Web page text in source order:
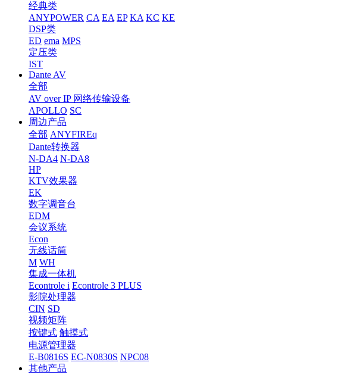
经典类
ANYPOWER CA EA EP KA KC KE
DSP类
ED ema MPS
定压类
IST
Dante AV
全部
AV over IP 网络传输设备
APOLLO SC
周边产品
全部 ANYFIREq
Dante转换器
N-DA4 N-DA8
HP
KTV效果器
EK
数字调音台
EDM
会议系统
Econ
无线话筒
M WH
集成一体机
Econtrole i Econtrole 3 PLUS
影院处理器
CIN SD
视频矩阵
按键式 触摸式
电源管理器
E-B0816S EC-N0830S NPC08
其他产品